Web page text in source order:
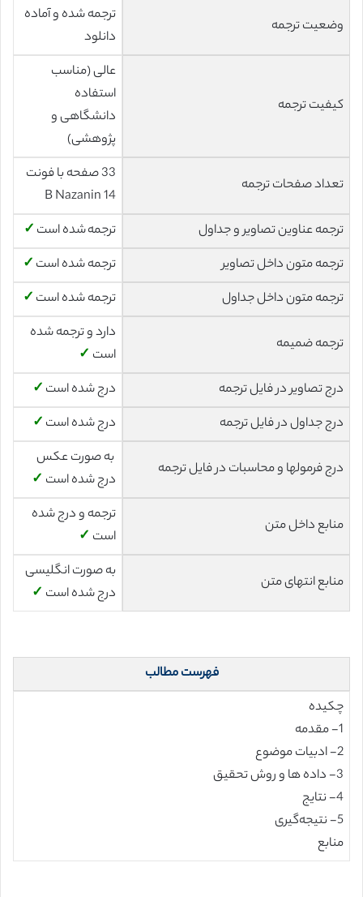
وضعیت ترجمه
ترجمه شده و آماده
دانلود
کیفیت ترجمه
عالی (مناسب
استفاده
دانشگاهی و
پژوهشی)
تعداد صفحات ترجمه
33 صفحه با فونت
14 B Nazanin
ترجمه عناوین تصاویر و جداول
ترجمه شده است ✓
ترجمه متون داخل تصاویر
ترجمه شده است ✓
ترجمه متون داخل جداول
ترجمه شده است ✓
ترجمه ضمیمه
دارد و ترجمه شده
است ✓
درج تصاویر در فایل ترجمه
درج شده است ✓
درج جداول در فایل ترجمه
درج شده است ✓
درج فرمولها و محاسبات در فایل ترجمه
به صورت عکس
درج شده است ✓
منابع داخل متن
ترجمه و درج شده
است ✓
منابع انتهای متن
به صورت انگلیسی
درج شده است ✓
فهرست مطالب
چکیده
1- مقدمه
2- ادبیات موضوع
3- داده ها و روش تحقیق
4- نتایج
5- نتیجه‌گیری
منابع